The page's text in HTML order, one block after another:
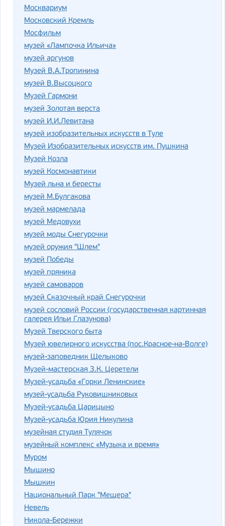
Москвариум
Московский Кремль
Мосфильм
музей «Лампочка Ильича»
музей аргунов
Музей В.А.Тропинина
музей В.Высоцкого
Музей Гармони
музей Золотая верста
музей И.И.Левитана
музей изобразительных искусств в Туле
Музей Изобразительных искусств им. Пушкина
Музей Козла
музей Космонавтики
Музей льна и бересты
музей М.Булгакова
музей мармелада
музей Медовухи
музей моды Снегурочки
музей оружия "Шлем"
музей Победы
музей пряника
музей самоваров
музей Сказочный край Снегурочки
музей сословий России (государственная картинная
галерея Ильи Глазунова)
Музей Тверского быта
Музей ювелирного искусства (пос.Красное-на-Волге)
музей-заповедник Щелыково
Музей-мастерская З.К. Церетели
Музей-усадьба «Горки Ленинские»
музей-усадьба Руковишниковых
Музей-усадьба Царицыно
Музей-усадьба Юрия Никулина
музейная студия Тулячок
музейный комплекс «Музыка и время»
Муром
Мышино
Мышкин
Национальный Парк "Мещера"
Невель
Никола-Бережки